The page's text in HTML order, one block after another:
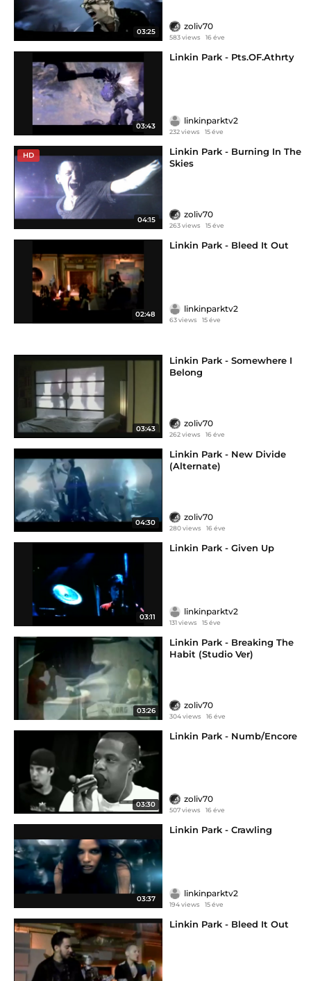
03:25
zoliv70
583 views 16 éve
03:43
Linkin Park - Pts.OF.Athrty
linkinparktv2
232 views 15 éve
HD
04:15
Linkin Park - Burning In The
Skies
zoliv70
263 views 15 éve
02:48
Linkin Park - Bleed It Out
linkinparktv2
63 views 15 éve
03:43
Linkin Park - Somewhere I
Belong
zoliv70
262 views 16 éve
04:30
Linkin Park - New Divide
(Alternate)
zoliv70
280 views 16 éve
03:11
Linkin Park - Given Up
linkinparktv2
131 views 15 éve
03:26
Linkin Park - Breaking The
Habit (Studio Ver)
zoliv70
304 views 16 éve
03:30
Linkin Park - Numb/Encore
zoliv70
507 views 16 éve
03:37
Linkin Park - Crawling
linkinparktv2
194 views 15 éve
Linkin Park - Bleed It Out